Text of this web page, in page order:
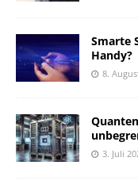
Smarte
Handy?
8.
3. Juli